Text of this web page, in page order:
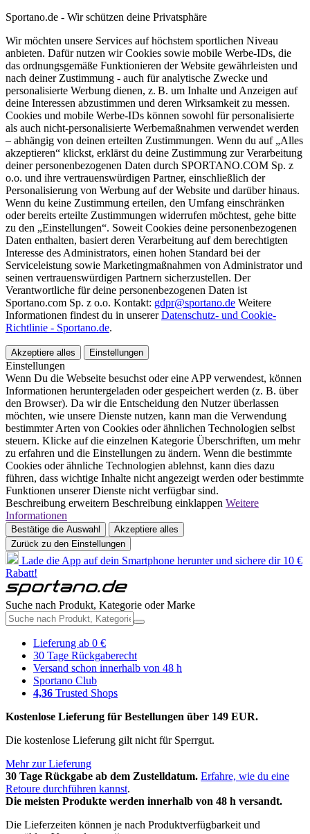
Sportano.de - Wir schützen deine Privatsphäre
Wir möchten unsere Services auf höchstem sportlichen Niveau
anbieten. Dafür nutzen wir Cookies sowie mobile Werbe-IDs, die
das ordnungsgemäße Funktionieren der Website gewährleisten und
nach deiner Zustimmung - auch für analytische Zwecke und
personalisierte Werbung dienen, z. B. um Inhalte und Anzeigen auf
deine Interessen abzustimmen und deren Wirksamkeit zu messen.
Cookies und mobile Werbe-IDs können sowohl für personalisierte
als auch nicht-personalisierte Werbemaßnahmen verwendet werden
– abhängig von deinen erteilten Zustimmungen. Wenn du auf „Alles
akzeptieren“ klickst, erklärst du deine Zustimmung zur Verarbeitung
deiner personenbezogenen Daten durch SPORTANO.COM Sp. z
o.o. und ihre vertrauenswürdigen Partner, einschließlich der
Personalisierung von Werbung auf der Website und darüber hinaus.
Wenn du keine Zustimmung erteilen, den Umfang einschränken
oder bereits erteilte Zustimmungen widerrufen möchtest, gehe bitte
zu den „Einstellungen“. Soweit Cookies deine personenbezogenen
Daten enthalten, basiert deren Verarbeitung auf dem berechtigten
Interesse des Administrators, einen hohen Standard bei der
Serviceleistung sowie Marketingmaßnahmen von Administrator und
seinen vertrauenswürdigen Partnern sicherzustellen. Der
Verantwortliche für deine personenbezogenen Daten ist
Sportano.com Sp. z o.o. Kontakt: gdpr@sportano.de Weitere
Informationen findest du in unsererDatenschutz- und Cookie-
Richtlinie - Sportano.de.
Akzeptiere alles Einstellungen
Einstellungen
Wenn Du die Webseite besuchst oder eine APP verwendest, können
Informationen heruntergeladen oder gespeichert werden (z. B. über
den Browser). Da wir die Entscheidung den Nutzer überlassen
möchten, wie unsere Dienste nutzen, kann man die Verwendung
bestimmter Arten von Cookies oder ähnlichen Technologien selbst
steuern. Klicke auf die einzelnen Kategorie Überschriften, um mehr
zu erfahren und die Einstellungen zu ändern. Wenn die bestimmte
Cookies oder ähnliche Technologien ablehnst, kann dies dazu
führen, dass wichtige Inhalte nicht angezeigt werden oder bestimmte
Funktionen unserer Dienste nicht verfügbar sind.
Beschreibung erweitern Beschreibung einklappen Weitere
Informationen
Bestätige die Auswahl
Akzeptiere alles
Zurück zu den Einstellungen
Lade die App auf dein Smartphone herunter und sichere dir 10 €
Rabatt!
Suche nach Produkt, Kategorie oder Marke
Lieferung ab 0 €
30 Tage Rückgaberecht
Versand schon innerhalb von 48 h
Sportano Club
4,36 Trusted Shops
Kostenlose Lieferung für Bestellungen über 149 EUR.
Die kostenlose Lieferung gilt nicht für Sperrgut.
Mehr zur Lieferung
30 Tage Rückgabe ab dem Zustelldatum. Erfahre, wie du eine
Retoure durchführen kannst.
Die meisten Produkte werden innerhalb von 48 h versandt.
Die Lieferzeiten können je nach Produktverfügbarkeit und